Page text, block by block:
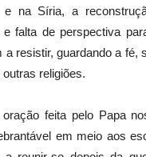
e na Síria, a
e falta de perspectiva
resistir, guardando a
religiões.
feita pelo Papa
em meio aos